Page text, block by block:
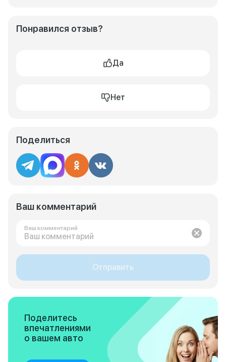
Понравился отзыв?
Да
Нет
Поделиться
Ваш комментарий
Ваш комментарий
Отправить
Поделитесь
впечатлениями
о вашем авто